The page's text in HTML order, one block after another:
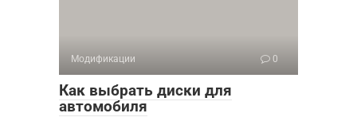
Модификации 0
Как выбрать диски для
автомобиля